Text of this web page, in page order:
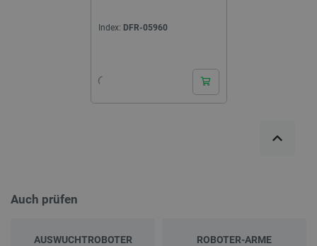
Index: DFR-05960
Auch prüfen
AUSWUCHTROBOTER ROBOTER-ARME